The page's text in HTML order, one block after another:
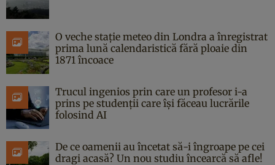
O veche stație meteo din Londra a înregistrat
prima lună calendaristică fără ploaie din
1871 încoace
Trucul ingenios prin care un profesor i-a
prins pe studenții care își făceau lucrările
folosind AI
De ce oamenii au încetat să-i îngroape pe cei
dragi acasă? Un nou studiu încearcă să afle!